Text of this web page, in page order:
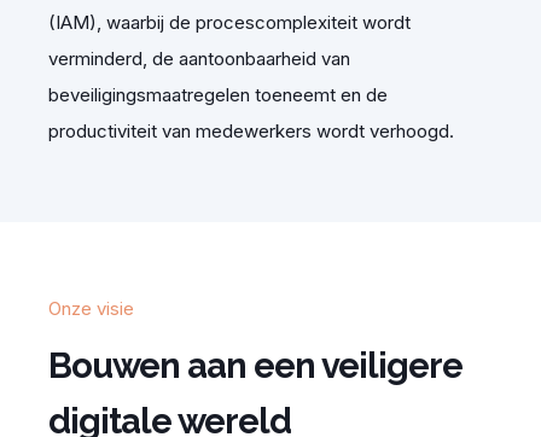
(IAM), waarbij de procescomplexiteit wordt
verminderd, de aantoonbaarheid van
beveiligingsmaatregelen toeneemt en de
productiviteit van medewerkers wordt verhoogd.
Onze visie
Bouwen aan een veiligere
digitale wereld